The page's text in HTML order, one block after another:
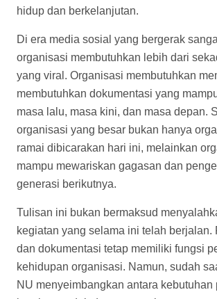
hidup dan berkelanjutan.
Di era media sosial yang bergerak
organisasi membutuhkan lebih dari
yang viral. Organisasi membutuhkan
membutuhkan dokumentasi yang
masa lalu, masa kini, dan masa depan.
organisasi yang besar bukan hanya
ramai dibicarakan hari ini, melainkan
mampu mewariskan gagasan dan
generasi berikutnya.
Tulisan ini bukan bermaksud
kegiatan yang selama ini telah berjalan.
dan dokumentasi tetap memiliki fungsi
kehidupan organisasi. Namun, sudah
NU menyeimbangkan antara kebutuhan